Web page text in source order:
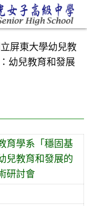
屏東大學幼兒教
幼兒教育和發展
育學系「穩固基
兒教育和發展的
研討會